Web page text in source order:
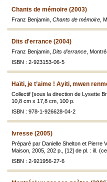
Chants de mémoire (2003)
Franz Benjamin, Chants de mémoire ,
Dits d'errance (2004)
Franz Benjamin, Dits d'errance ,
ISBN : 2-923153-06-5
Haïti, je t’aime ! Ayiti, mwen
Collectif [sous la direction de Lysette
10,8 cm x 17,8 cm, 100 p.
ISBN : 978-1-926628-04-2
Ivresse (2005)
Préparé par Danielle Shelton et Pierre
Maison, 2005, 202 p., [12] de pl. : ill.
ISBN : 2-921956-27-6